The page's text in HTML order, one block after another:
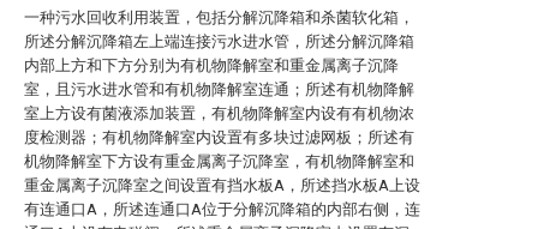
一种污水回收利用装置，包括分解沉降箱和杀菌软化箱，
所述分解沉降箱左上端连接污水进水管，所述分解沉降箱
内部上方和下方分别为有机物降解室和重金属离子沉降
室，且污水进水管和有机物降解室连通；所述有机物降解
室上方设有菌液添加装置，有机物降解室内设有有机物浓
度检测器；有机物降解室内设置有多块过滤网板；所述有
机物降解室下方设有重金属离子沉降室，有机物降解室和
重金属离子沉降室之间设置有挡水板A，所述挡水板A上设
有连通口A，所述连通口A位于分解沉降箱的内部右侧，连